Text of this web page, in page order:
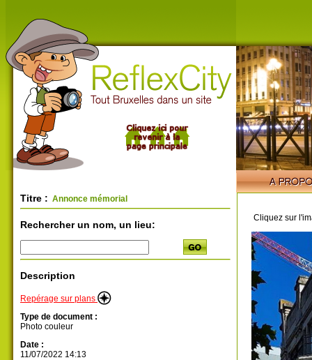
Titre : Annonce mémorial
Rechercher un nom, un lieu:
Description
Repérage sur plans
Type de document :
Photo couleur
Date :
11/07/2022 14:13
Cliquez sur